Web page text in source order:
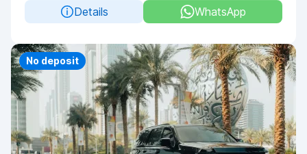
Details
WhatsApp
Priority
No deposit